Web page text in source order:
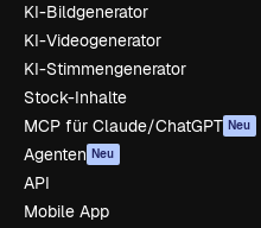
KI-Bildgenerator
KI-Videogenerator
KI-Stimmengenerator
Stock-Inhalte
MCP für Claude/ChatGPT Neu
Agenten Neu
API
Mobile App